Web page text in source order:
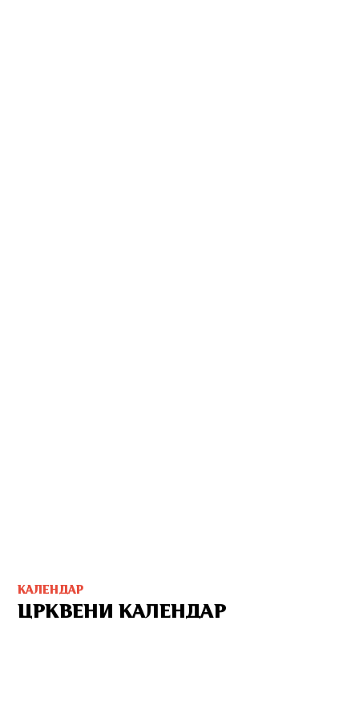
КАЛЕНДАР
ЦРКВЕНИ КАЛЕНДАР